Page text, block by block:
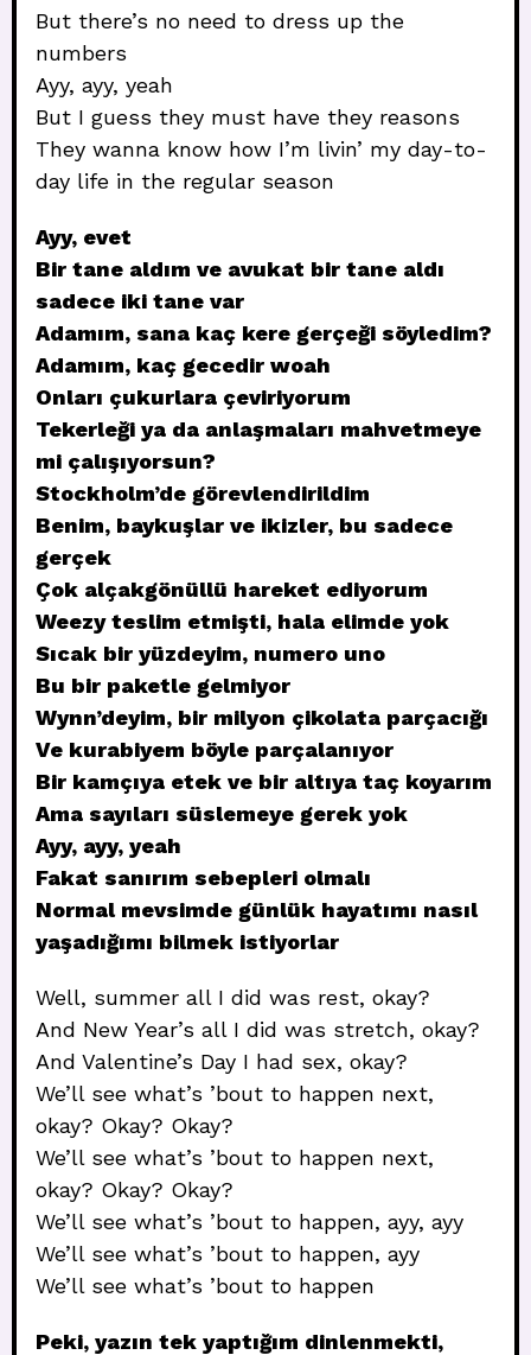
But there’s no need to dress up the
numbers
Ayy, ayy, yeah
But I guess they must have they reasons
They wanna know how I’m livin’ my day-to-
day life in the regular season
Ayy, evet
Bir tane aldım ve avukat bir tane aldı
sadece iki tane var
Adamım, sana kaç kere gerçeği söyledim?
Adamım, kaç gecedir woah
Onları çukurlara çeviriyorum
Tekerleği ya da anlaşmaları mahvetmeye
mi çalışıyorsun?
Stockholm’de görevlendirildim
Benim, baykuşlar ve ikizler, bu sadece
gerçek
Çok alçakgönüllü hareket ediyorum
Weezy teslim etmişti, hala elimde yok
Sıcak bir yüzdeyim, numero uno
Bu bir paketle gelmiyor
Wynn’deyim, bir milyon çikolata parçacığı
Ve kurabiyem böyle parçalanıyor
Bir kamçıya etek ve bir altıya taç koyarım
Ama sayıları süslemeye gerek yok
Ayy, ayy, yeah
Fakat sanırım sebepleri olmalı
Normal mevsimde günlük hayatımı nasıl
yaşadığımı bilmek istiyorlar
Well, summer all I did was rest, okay?
And New Year’s all I did was stretch, okay?
And Valentine’s Day I had sex, okay?
We’ll see what’s ’bout to happen next,
okay? Okay? Okay?
We’ll see what’s ’bout to happen next,
okay? Okay? Okay?
We’ll see what’s ’bout to happen, ayy, ayy
We’ll see what’s ’bout to happen, ayy
We’ll see what’s ’bout to happen
Peki, yazın tek yaptığım dinlenmekti,